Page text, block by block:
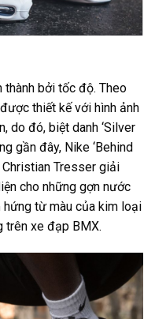
thành bởi tốc độ. Theo
thiết kế với hình ảnh
do đó, biệt danh ‘Silver
gần đây, Nike ‘Behind
Tresser giải
cho những gợn nước
từ màu của kim loại
trên xe đạp BMX.